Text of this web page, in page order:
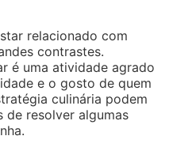
relacionado com
contrastes.
é uma atividade agrado
e o gosto de quem
culinária podem
de resolver algumas